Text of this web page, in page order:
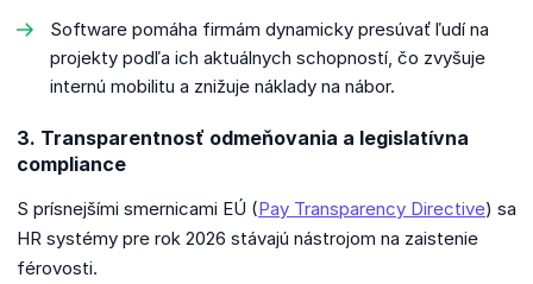
Software pomáha firmám dynamicky presúvať ľudí na
projekty podľa ich aktuálnych schopností, čo zvyšuje
internú mobilitu a znižuje náklady na nábor.
3. Transparentnosť odmeňovania a legislatívna
compliance
S prísnejšími smernicami EÚ (Pay Transparency Directive) sa
HR systémy pre rok 2026 stávajú nástrojom na zaistenie
férovosti.